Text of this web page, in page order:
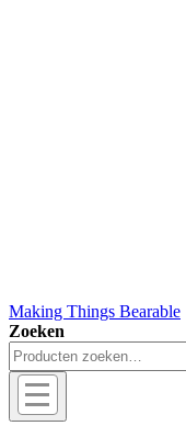
Making Things Bearable
Zoeken
Menu